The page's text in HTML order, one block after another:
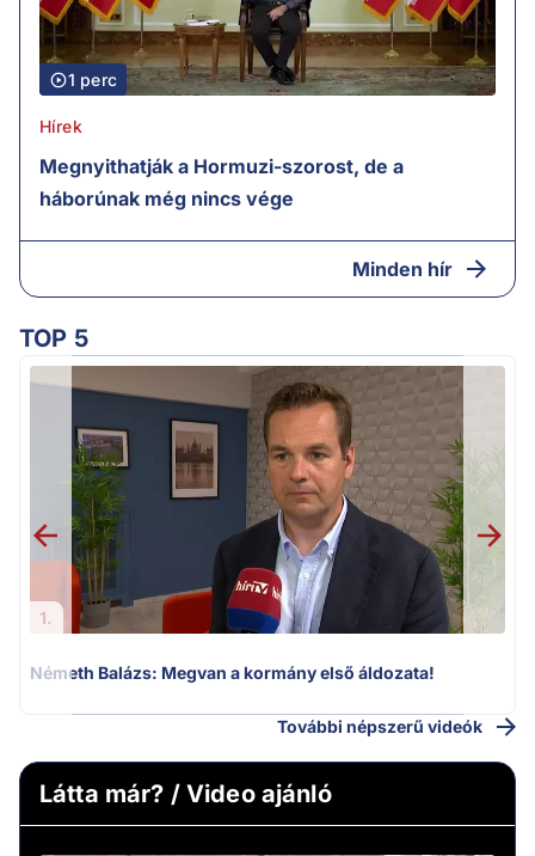
1 perc
Hírek
Megnyithatják a Hormuzi-szorost, de a
háborúnak még nincs vége
Minden hír
TOP 5
1.
Németh Balázs: Megvan a kormány első áldozata!
További népszerű videók
Látta már? / Video ajánló